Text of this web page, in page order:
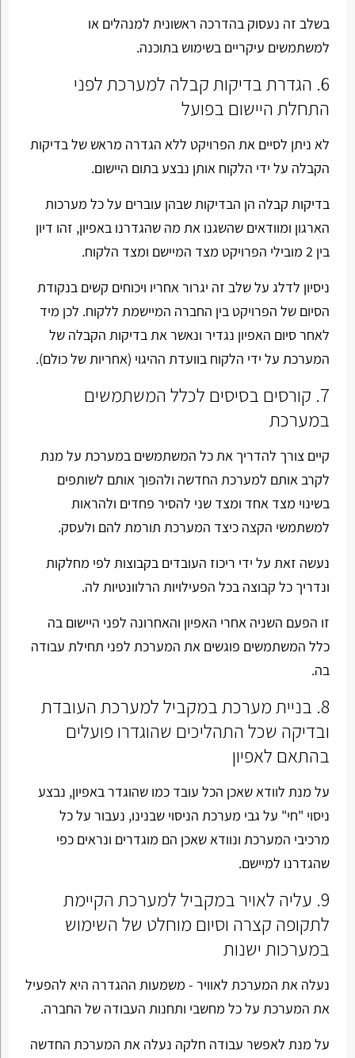
בשלב זה נעסוק בהדרכה ראשונית למנהלים או
למשתמשים עיקריים בשימוש בתוכנה.
6. הגדרת בדיקות קבלה למערכת לפני
התחלת היישום בפועל
לא ניתן לסיים את הפרויקט ללא הגדרה מראש של בדיקות
הקבלה על ידי הלקוח אותן נבצע בתום היישום.
בדיקות קבלה הן הבדיקות שבהן עוברים על כל מערכות
הארגון ומוודאים שהשגנו את מה שהגדרנו באפיון, זהו דיון
בין 2 מובילי הפרויקט מצד המיישם ומצד הלקוח.
ניסיון לדלג על שלב זה יגרור אחריו ויכוחים קשים בנקודת
הסיום של הפרויקט בין החברה המיישמת ללקוח. לכן מיד
לאחר סיום האפיון נגדיר ונאשר את בדיקות הקבלה של
המערכת על ידי הלקוח בוועדת ההיגוי (אחריות של כולם).
7. קורסים בסיסים לכלל המשתמשים
במערכת
קיים צורך להדריך את כל המשתמשים במערכת על מנת
לקרב אותם למערכת החדשה ולהפוך אותם לשותפים
בשינוי מצד אחד ומצד שני להסיר פחדים ולהראות
למשתמשי הקצה כיצד המערכת תורמת להם ולעסק.
נעשה זאת על ידי ריכוז העובדים בקבוצות לפי מחלקות
ונדריך כל קבוצה בכל הפעילויות הרלוונטיות לה.
זו הפעם השניה אחרי האפיון והאחרונה לפני היישום בה
כלל המשתמשים פוגשים את המערכת לפני תחילת עבודה
בה.
8. בניית מערכת במקביל למערכת העובדת
ובדיקה שכל התהליכים שהוגדרו פועלים
בהתאם לאפיון
על מנת לוודא שאכן הכל עובד כמו שהוגדר באפיון, נבצע
ניסוי "חי" על גבי מערכת הניסוי שבנינו, נעבור על כל
מרכיבי המערכת ונוודא שאכן הם מוגדרים ונראים כפי
שהגדרנו למיישם.
9. עליה לאויר במקביל למערכת הקיימת
לתקופה קצרה וסיום מוחלט של השימוש
במערכות ישנות
נעלה את המערכת לאוויר - משמעות ההגדרה היא להפעיל
את המערכת על כל מחשבי ותחנות העבודה של החברה.
על מנת לאפשר עבודה חלקה נעלה את המערכת החדשה